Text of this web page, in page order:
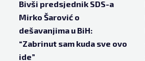
Bivši predsjednik SDS-a
Mirko Šarović o
dešavanjima u BiH:
“Zabrinut sam kuda sve ovo
ide”